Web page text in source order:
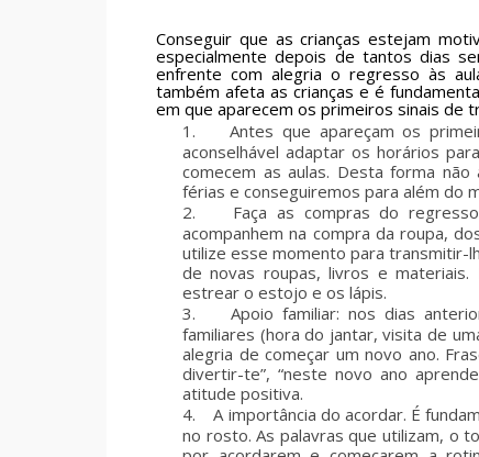
Conseguir que as crianças estejam
especialmente depois de tantos dias
enfrente com alegria o regresso às
também afeta as crianças e é
em que aparecem os primeiros sinais de
1.
Antes que apareçam os
aconselhável adaptar os horários
comecem as aulas. Desta forma
férias e conseguiremos para além do
2.
Faça as compras do
acompanhem na compra da roupa,
utilize esse momento para transmitir-
de novas roupas, livros e materiais.
estrear o estojo e os lápis.
3.
Apoio familiar: nos dias
familiares (hora do jantar, visita de
alegria de começar um novo ano.
divertir-te”, “neste novo ano
atitude positiva.
4.
A importância do acordar. É
no rosto. As palavras que utilizam, o